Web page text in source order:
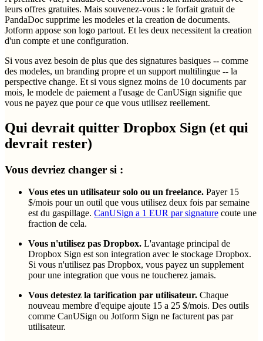
leurs offres gratuites. Mais souvenez-vous : le forfait gratuit de
PandaDoc supprime les modeles et la creation de documents.
Jotform appose son logo partout. Et les deux necessitent la creation
d'un compte et une configuration.
Si vous avez besoin de plus que des signatures basiques -- comme
des modeles, un branding propre et un support multilingue -- la
perspective change. Et si vous signez moins de 10 documents par
mois, le modele de paiement a l'usage de CanUSign signifie que
vous ne payez que pour ce que vous utilisez reellement.
Qui devrait quitter Dropbox Sign (et qui
devrait rester)
Vous devriez changer si :
Vous etes un utilisateur solo ou un freelance. Payer 15
$/mois pour un outil que vous utilisez deux fois par semaine
est du gaspillage. CanUSign a 1 EUR par signature coute une
fraction de cela.
Vous n'utilisez pas Dropbox. L'avantage principal de
Dropbox Sign est son integration avec le stockage Dropbox.
Si vous n'utilisez pas Dropbox, vous payez un supplement
pour une integration que vous ne toucherez jamais.
Vous detestez la tarification par utilisateur. Chaque
nouveau membre d'equipe ajoute 15 a 25 $/mois. Des outils
comme CanUSign ou Jotform Sign ne facturent pas par
utilisateur.